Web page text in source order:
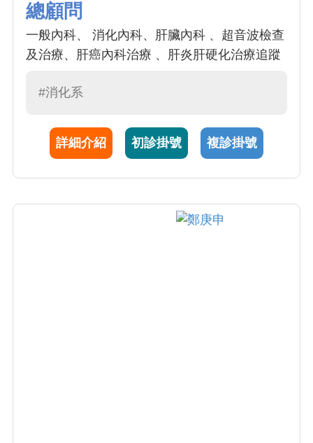
總顧問
一般內科、 消化內科、肝臟內科 、超音波檢查
及治療、肝癌內科治療 、肝炎肝硬化治療追蹤
#消化系
詳細介紹 初診掛號 複診掛號